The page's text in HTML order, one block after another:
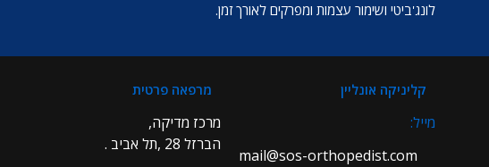
לונג'ביטי ושימור עצמות ומפרקים לאורך זמן.
קליניקה אונליין
מייל:
mail@sos-orthopedist.com
מרפאה פרטית
מרכז מדיקה,
הברזל 28 ,תל אביב .